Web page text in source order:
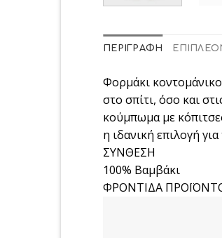
ΠΕΡΙΓΡΑΦΉ
Φορμάκι
στο σπίτι, όσο και
κούμπωμα με
η ιδανική επιλογή
ΣΥΝΘΕΣΗ
100% Βαμβάκι
ΦΡΟΝΤΙΔΑ